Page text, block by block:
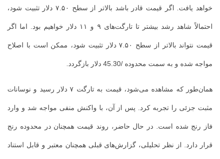
خواهد یافت. اگر قیمت قادر باشد بالاتر از سطح ۷.۵۰ دلار تثبیت شود،
احتمالاً شاهد رشد بیشتر تا تارگت‌های ۹ و ۱۱ دلار خواهیم بود. اما اگر
قیمت نتواند بالاتر از سطح ۷.۵۰ دلار تثبیت شود، ممکن است با اصلاح
مواجه شده و به سمت محدوده /45.30 دلار بازگردد.
همان‌طور که مشاهده می‌شود، قیمت به تارگت ۷ دلار رسید و نوسانات
مثبت جزئی را تجربه کرد. پس از آن، با واکنش منفی مواجه شد و وارد
فاز رنج شده است. در حال حاضر، روند قیمت همچنان در محدوده رنج
قرار دارد. از نظر تحلیلی، گزارش‌های قبلی همچنان معتبر و قابل استناد